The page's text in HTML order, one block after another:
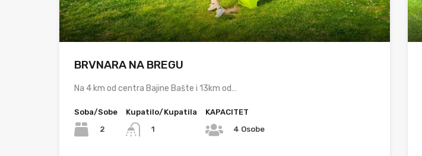
BRVNARA NA BREGU
Na 4 km od centra Bajine Bašte i 13km od…
Soba/Sobe
2
Kupatilo/Kupatila
1
KAPACITET
4 Osobe